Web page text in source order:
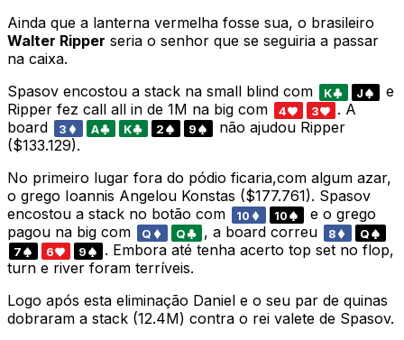
Ainda que a lanterna vermelha fosse sua, o brasileiro
Walter Ripper seria o senhor que se seguiria a passar
na caixa.
Spasov encostou a stack na small blind com
K J
e
Ripper fez call all in de 1M na big com
4 3
. A
board
3 A K 2 9
não ajudou Ripper
($133.129).
No primeiro lugar fora do pódio ficaria,com algum azar,
o grego Ioannis Angelou Konstas ($177.761). Spasov
encostou a stack no botão com
10 10
e o grego
pagou na big com
Q Q , a board correu 8
Q
7
6 9
. Embora até tenha acerto top set no flop,
turn e river foram terríveis.
Logo após esta eliminação Daniel e o seu par de quinas
dobraram a stack (12.4M) contra o rei valete de Spasov.